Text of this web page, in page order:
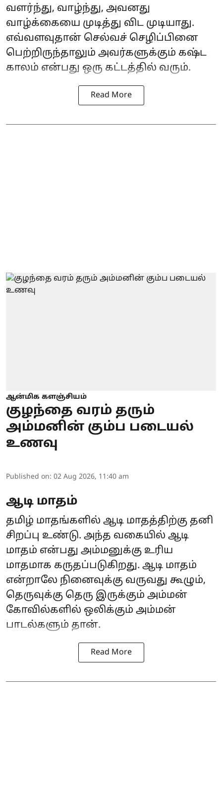
வளர்ந்து, வாழ்ந்து, அவனது
வாழ்க்கையை முடித்து விட முடியாது.
எவ்வளவுதான் செல்வச் செழிப்பினை
பெற்றிருந்தாலும் அவர்களுக்கும் கஷ்ட
காலம் என்பது ஒரு கட்டத்தில் வரும்.
Read More
ஆன்மிக களஞ்சியம்
குழந்தை வரம் தரும்
அம்மனின் கும்ப படையல்
உணவு
Published on: 02 Aug 2026, 11:40 am
ஆடி மாதம்
தமிழ் மாதங்களில் ஆடி மாதத்திற்கு தனி
சிறப்பு உண்டு. அந்த வகையில் ஆடி
மாதம் என்பது அம்மனுக்கு உரிய
மாதமாக கருதப்படுகிறது. ஆடி மாதம்
என்றாலே நினைவுக்கு வருவது கூழும்,
தெருவுக்கு தெரு இருக்கும் அம்மன்
கோவில்களில் ஒலிக்கும் அம்மன்
பாடல்களும் தான்.
Read More